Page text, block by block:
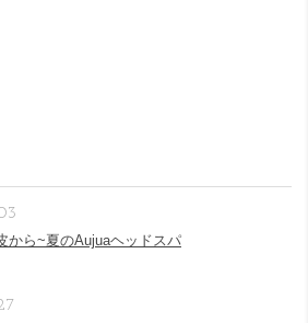
から~夏のAujuaヘッドスパ